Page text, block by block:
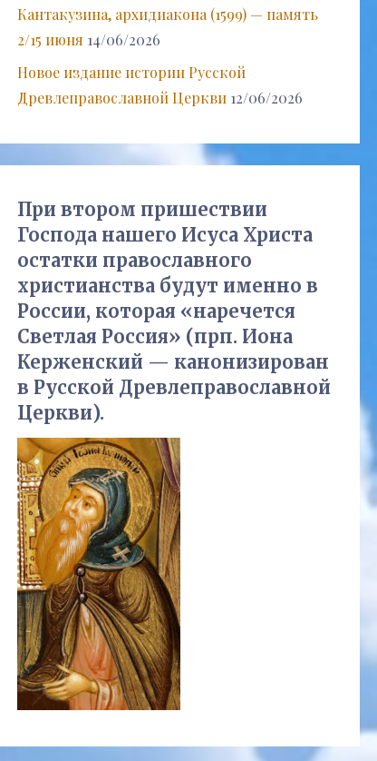
Кантакузина, архидиакона (1599) — память
2/15 июня 14/06/2026
Новое издание истории Русской
Древлеправославной Церкви 12/06/2026
При втором пришествии
Господа нашего Исуса Христа
остатки православного
христианства будут именно в
России, которая «наречется
Светлая Россия» (прп. Иона
Керженский — канонизирован
в Русской Древлеправославной
Церкви).